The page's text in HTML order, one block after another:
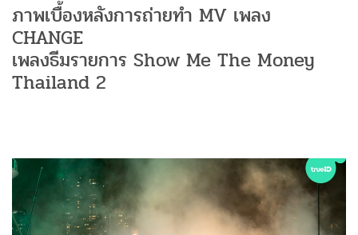
ภาพเบื้องหลังการถ่ายทำ MV เพลง
CHANGE
เพลงธีมรายการ Show Me The Money
Thailand 2